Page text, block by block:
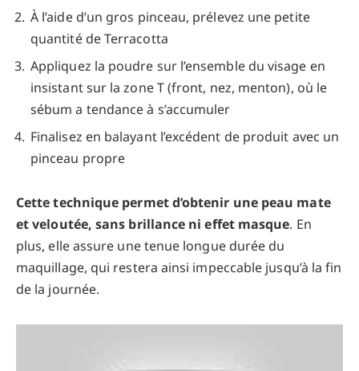
À l’aide d’un gros pinceau, prélevez une petite
quantité de Terracotta
Appliquez la poudre sur l’ensemble du visage en
insistant sur la zone T (front, nez, menton), où le
sébum a tendance à s’accumuler
Finalisez en balayant l’excédent de produit avec un
pinceau propre
Cette technique permet d’obtenir une peau mate
et veloutée, sans brillance ni effet masque. En
plus, elle assure une tenue longue durée du
maquillage, qui restera ainsi impeccable jusqu’à la fin
de la journée.